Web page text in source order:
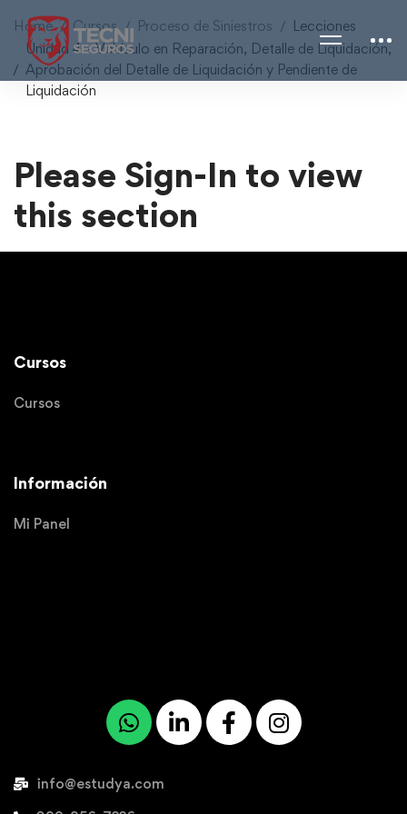
Home Cursos Proceso de Siniestros
Lecciones
Unidad 4 – Vehículo en Reparación, Detalle de Liquidación,
Aprobación del Detalle de Liquidación y Pendiente de
Liquidación
Please Sign-In to view
this section
Cursos
Cursos
Información
Mi Panel
info@estudya.com